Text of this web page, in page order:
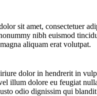
sit amet, consectetuer
nibh euismod
aliquam erat volutpat.
dolor in hendrerit in
illum dolore eu feugiat
odio dignissim qui